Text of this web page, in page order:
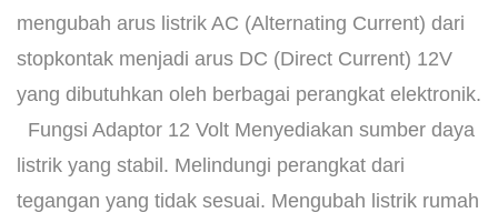
mengubah arus listrik AC (Alternating Current) dari
stopkontak menjadi arus DC (Direct Current) 12V
yang dibutuhkan oleh berbagai perangkat elektronik.
Fungsi Adaptor 12 Volt Menyediakan sumber daya
listrik yang stabil. Melindungi perangkat dari
tegangan yang tidak sesuai. Mengubah listrik rumah